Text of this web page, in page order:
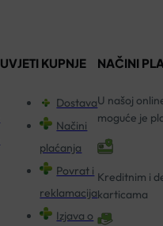
UVJETI KUPNJE
Dostava
Načini
plaćanja
Povrat i
reklamacija
Izjava o
NAČINI
U našoj
moguće je
Kreditnim i
karticama